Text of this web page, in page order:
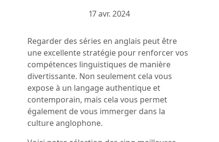
17 avr. 2024
Regarder des séries en anglais peut être
une excellente stratégie pour renforcer vos
compétences linguistiques de manière
divertissante. Non seulement cela vous
expose à un langage authentique et
contemporain, mais cela vous permet
également de vous immerger dans la
culture anglophone.